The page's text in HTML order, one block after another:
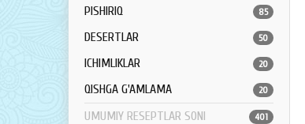
PISHIRIQ 85
DESERTLAR 50
ICHIMLIKLAR 20
QISHGA G'AMLAMA 20
UMUMIY RESEPTLAR SONI 401